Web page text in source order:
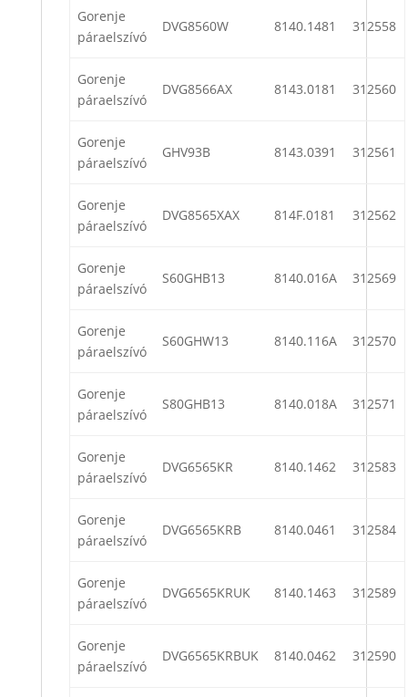
Gorenje
páraelszívó
DVG8560W 8140.1481 312558
Gorenje
páraelszívó
DVG8566AX 8143.0181 312560
Gorenje
páraelszívó
GHV93B 8143.0391 312561
Gorenje
páraelszívó
DVG8565XAX 814F.0181 312562
Gorenje
páraelszívó
S60GHB13 8140.016A 312569
Gorenje
páraelszívó
S60GHW13 8140.116A 312570
Gorenje
páraelszívó
S80GHB13 8140.018A 312571
Gorenje
páraelszívó
DVG6565KR 8140.1462 312583
Gorenje
páraelszívó
DVG6565KRB 8140.0461 312584
Gorenje
páraelszívó
DVG6565KRUK 8140.1463 312589
Gorenje
páraelszívó
DVG6565KRBUK 8140.0462 312590